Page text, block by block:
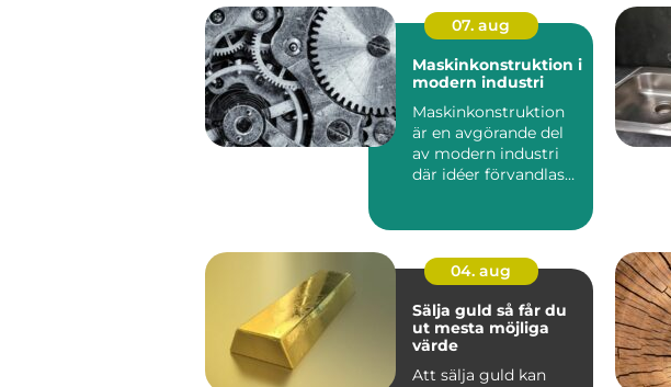
07. aug
Maskinkonstruktion i
modern industri
Maskinkonstruktion
är en avgörande del
av modern industri
där idéer förvandlas
04. aug
Sälja guld så får du
ut mesta möjliga
värde
Att sälja guld kan